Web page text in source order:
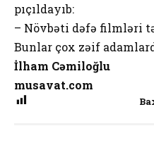
pıçıldayıb:
– Növbəti dəfə filmləri
Bunlar çox zəif
İlham Cəmiloğlu
musavat.com